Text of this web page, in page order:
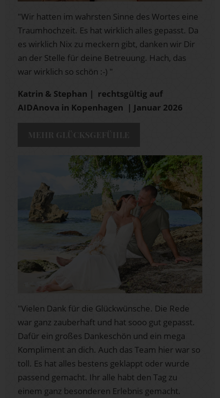
"Wir hatten im wahrsten Sinne des Wortes eine
Traumhochzeit. Es hat wirklich alles gepasst. Da
es wirklich Nix zu meckern gibt, danken wir Dir
an der Stelle für deine Betreuung. Hach, das
war wirklich so schön :-) "
Katrin & Stephan | rechtsgültig auf
AIDAnova in Kopenhagen | Januar 2026
"Vielen Dank für die Glückwünsche. Die Rede
war ganz zauberhaft und hat sooo gut gepasst.
Dafür ein großes Dankeschön und ein mega
Kompliment an dich. Auch das Team hier war so
toll. Es hat alles bestens geklappt oder wurde
passend gemacht. Ihr alle habt den Tag zu
einem ganz besonderen Erlebnis gemacht.